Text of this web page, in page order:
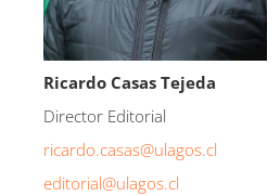
Ricardo Casas Tejeda
Director Editorial
ricardo.casas@ulagos.cl
editorial@ulagos.cl